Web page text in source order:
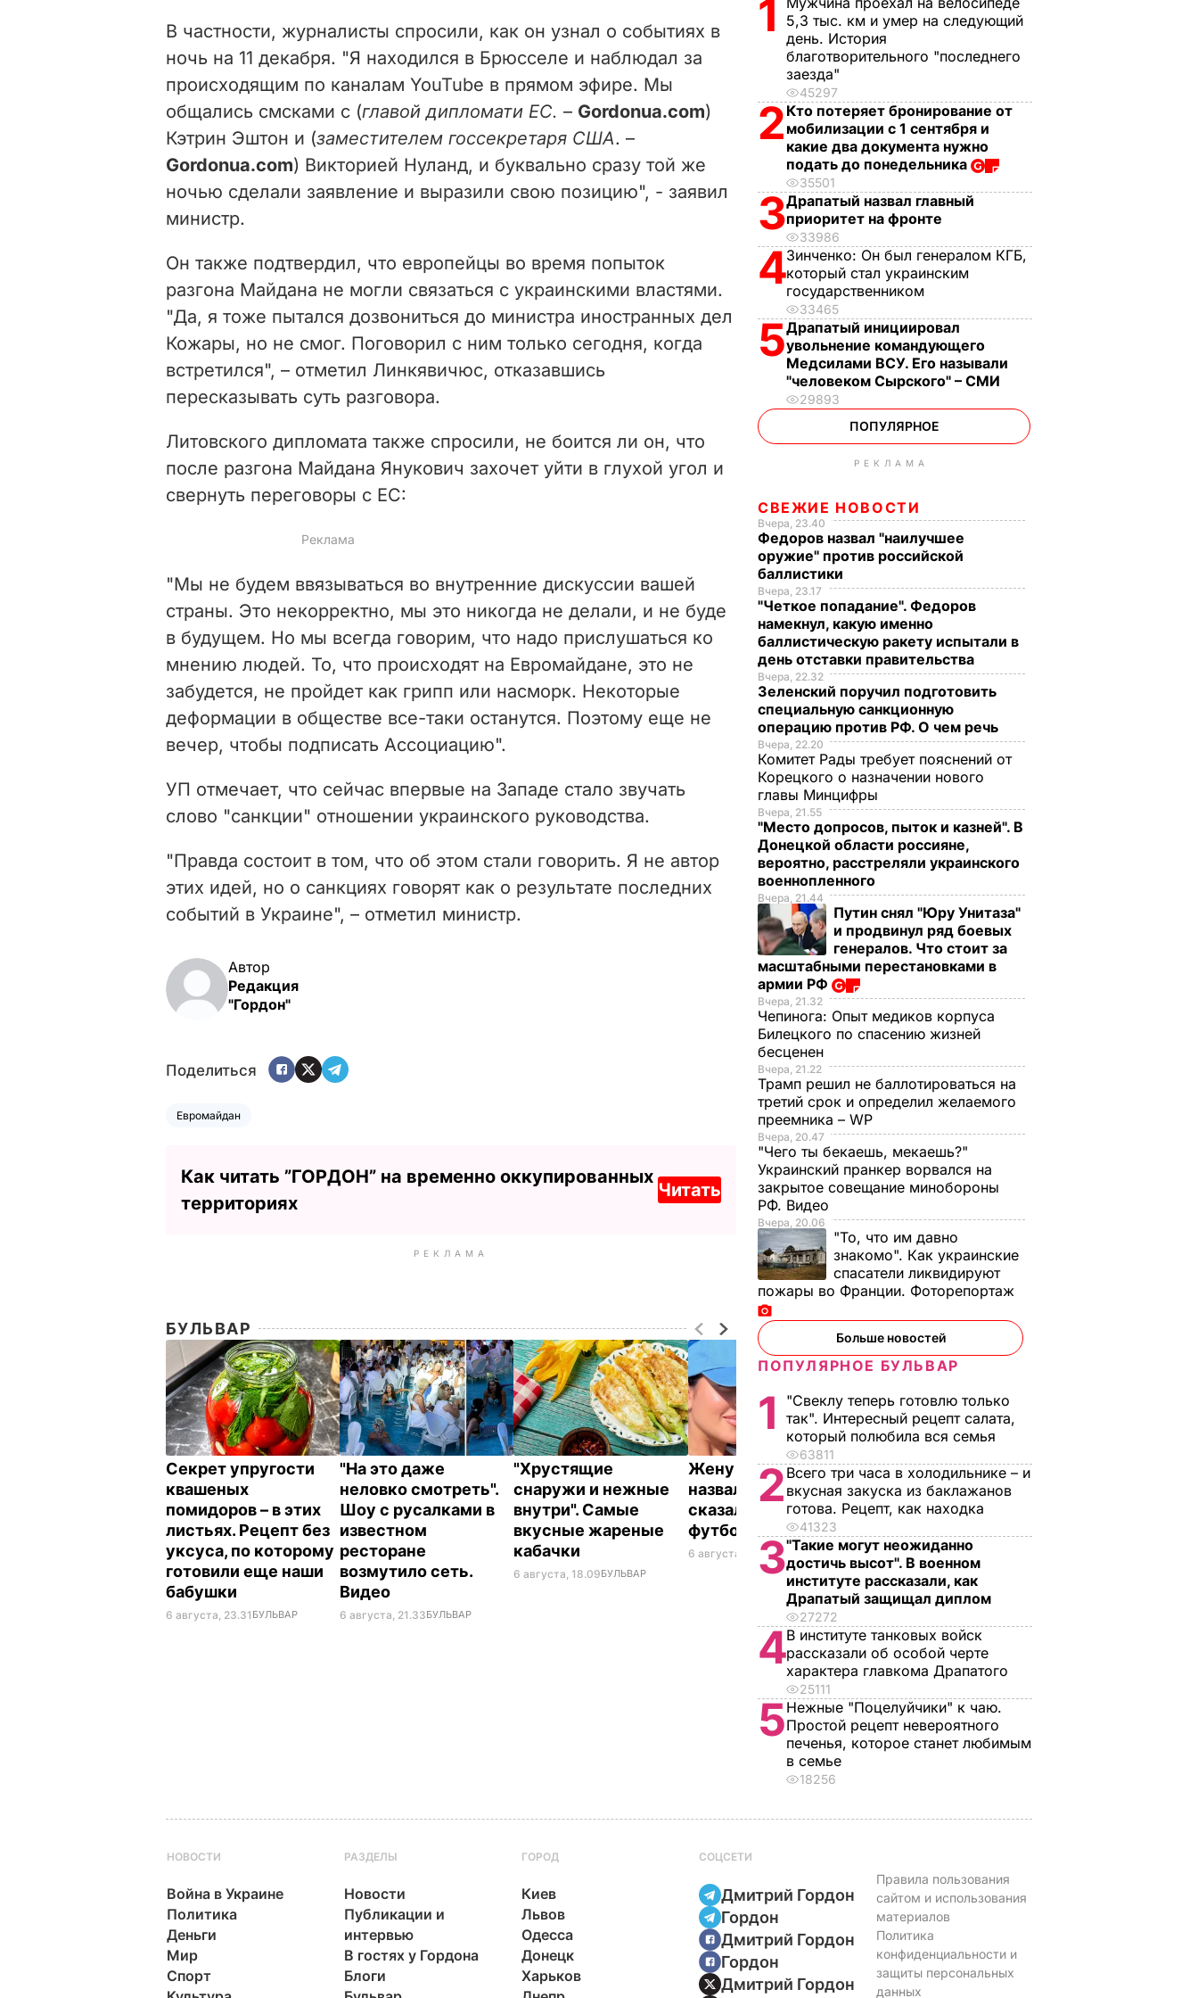
i
d
e
o
В частности, журналисты спросили, как он узнал о событиях в
ночь на 11 декабря. "Я находился в Брюсселе и наблюдал за
происходящим по каналам YouTube в прямом эфире. Мы
общались смсками с (главой дипломати ЕС. – Gordonua.com)
Кэтрин Эштон и (заместителем госсекретаря США. –
Gordonua.com) Викторией Нуланд, и буквально сразу той же
ночью сделали заявление и выразили свою позицию", - заявил
министр.
Он также подтвердил, что европейцы во время попыток
разгона Майдана не могли связаться с украинскими властями.
"Да, я тоже пытался дозвониться до министра иностранных дел
Кожары, но не смог. Поговорил с ним только сегодня, когда
встретился", – отметил Линкявичюс, отказавшись
пересказывать суть разговора.
Литовского дипломата также спросили, не боится ли он, что
после разгона Майдана Янукович захочет уйти в глухой угол и
свернуть переговоры с ЕС:
"Мы не будем ввязываться во внутренние дискуссии вашей
страны. Это некорректно, мы это никогда не делали, и не буде
в будущем. Но мы всегда говорим, что надо прислушаться ко
мнению людей. То, что происходят на Евромайдане, это не
забудется, не пройдет как грипп или насморк. Некоторые
деформации в обществе все-таки останутся. Поэтому еще не
вечер, чтобы подписать Ассоциацию".
УП отмечает, что сейчас впервые на Западе стало звучать
слово "санкции" отношении украинского руководства.
"Правда состоит в том, что об этом стали говорить. Я не автор
этих идей, но о санкциях говорят как о результате последних
событий в Украине", – отметил министр.
Автор
Редакция
"Гордон"
Поделиться
Евромайдан
Как читать ”ГОРДОН” на временно оккупированных
территориях
Читать
РЕКЛАМА
БУЛЬВАР
Секрет упругости
квашеных
помидоров – в этих
листьях. Рецепт без
уксуса, по которому
готовили еще наши
бабушки
6 августа, 23.31 БУЛЬВАР
"На это даже
неловко смотреть".
Шоу с русалками в
известном
ресторане
возмутило сеть.
Видео
6 августа, 21.33БУЛЬВАР
"Хрустящие
снаружи и нежные
внутри". Самые
вкусные жареные
кабачки
6 августа, 18.09БУЛЬВАР
Жену Роналду
назвали толстой. Что
сказал ее обидчикам
футболист
6 августа, 17.50БУЛЬВАР
Платежки станут
меньше –
действенные
как не
переплачивать за
коммуналку
1
5,3 тыс. км и умер на следующий
день. История
благотворительного "последнего
заезда"
45297
2 Кто потеряет бронирование от
мобилизации с 1 сентября и
какие два документа нужно
подать до понедельника
35501
3Драпатый назвал главный
приоритет на фронте
33986
4Зинченко: Он был генералом КГБ,
который стал украинским
государственником
33465
5Драпатый инициировал
увольнение командующего
Медсилами ВСУ. Его называли
"человеком Сырского" – СМИ
29893
ПОПУЛЯРНОЕ
РЕКЛАМА
СВЕЖИЕ НОВОСТИ
Вчера, 23.40
Федоров назвал "наилучшее
оружие" против российской
баллистики
Вчера, 23.17
"Четкое попадание". Федоров
намекнул, какую именно
баллистическую ракету испытали в
день отставки правительства
Вчера, 22.32
Зеленский поручил подготовить
специальную санкционную
операцию против РФ. О чем речь
Вчера, 22.20
Комитет Рады требует пояснений от
Корецкого о назначении нового
главы Минцифры
Вчера, 21.55
"Место допросов, пыток и казней". В
Донецкой области россияне,
вероятно, расстреляли украинского
военнопленного
Вчера, 21.44
Путин снял "Юру Унитаза"
и продвинул ряд боевых
генералов. Что стоит за
масштабными перестановками в
армии РФ
Вчера, 21.32
Чепинога: Опыт медиков корпуса
Билецкого по спасению жизней
бесценен
Вчера, 21.22
Трамп решил не баллотироваться на
третий срок и определил желаемого
преемника – WP
Вчера, 20.47
"Чего ты бекаешь, мекаешь?"
Украинский пранкер ворвался на
закрытое совещание минобороны
РФ. Видео
Вчера, 20.06
"То, что им давно
знакомо". Как украинские
спасатели ликвидируют
пожары во Франции. Фоторепортаж
Больше новостей
ПОПУЛЯРНОЕ БУЛЬВАР
1
"Свеклу теперь готовлю только
так". Интересный рецепт салата,
который полюбила вся семья
63811
2 Всего три часа в холодильнике – и
вкусная закуска из баклажанов
готова. Рецепт, как находка
41323
3"Такие могут неожиданно
достичь высот". В военном
институте рассказали, как
Драпатый защищал диплом
27272
4В институте танковых войск
рассказали об особой черте
характера главкома Драпатого
25111
5Нежные "Поцелуйчики" к чаю.
Простой рецепт невероятного
печенья, которое станет любимым
в семье
18256
НОВОСТИ
Война в Украине
Политика
Деньги
Мир
Спорт
РАЗДЕЛЫ
Новости
Публикации и
интервью
В гостях у Гордона
Блоги
ГОРОД
Киев
Львов
Одесса
Донецк
Харьков
СОЦСЕТИ
Дмитрий Гордон
Гордон
Дмитрий Гордон
Гордон
Дмитрий Гордон
Правила пользования
сайтом и использования
материалов
Политика
конфиденциальности и
защиты персональных
данных